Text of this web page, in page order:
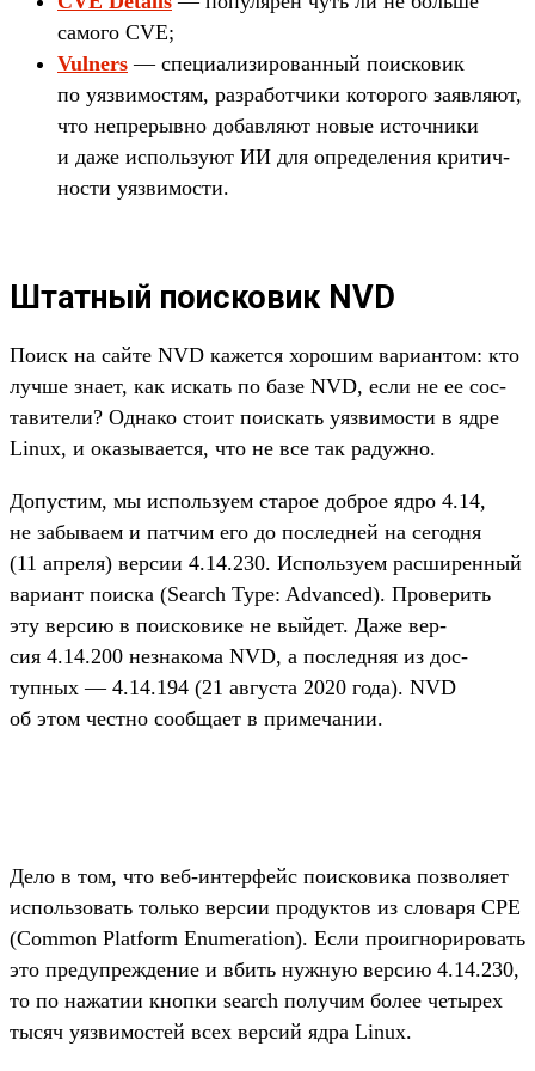
самого CVE;
Vulners — спе­циали­зиро­ван­ный поис­ковик
по уяз­вимос­тям, раз­работ­чики которо­го заяв­ляют,
что неп­рерыв­но добав­ляют новые источни­ки
и даже исполь­зуют ИИ для опре­деле­ния кри­тич­
ности уяз­вимос­ти.
Штатный поисковик NVD
По­иск на сай­те NVD кажет­ся хорошим вари­антом: кто
луч­ше зна­ет, как искать по базе NVD, если не ее сос­
тавите­ли? Одна­ко сто­ит поис­кать уяз­вимос­ти в ядре
Linux, и ока­зыва­ется, что не все так радуж­но.
До­пус­тим, мы исполь­зуем ста­рое доб­рое ядро 4.14,
не забыва­ем и пат­чим его до пос­ледней на сегод­ня
(11 апре­ля) вер­сии 4.14.230. Исполь­зуем рас­ширен­ный
вари­ант поис­ка (Search Type: Advanced). Про­верить
эту вер­сию в поис­ковике не вый­дет. Даже вер­
сия 4.14.200 нез­накома NVD, а пос­ледняя из дос­
тупных — 4.14.194 (21 августа 2020 года). NVD
об этом чес­тно сооб­щает в при­меча­нии.
Де­ло в том, что веб‑интерфейс поис­ковика поз­воля­ет
исполь­зовать толь­ко вер­сии про­дук­тов из сло­варя CPE
(Common Platform Enumeration). Если про­игно­риро­вать
это пре­дуп­режде­ние и вбить нуж­ную вер­сию 4.14.230,
то по нажатии кноп­ки search получим более четырех
тысяч уяз­вимос­тей всех вер­сий ядра Linux.